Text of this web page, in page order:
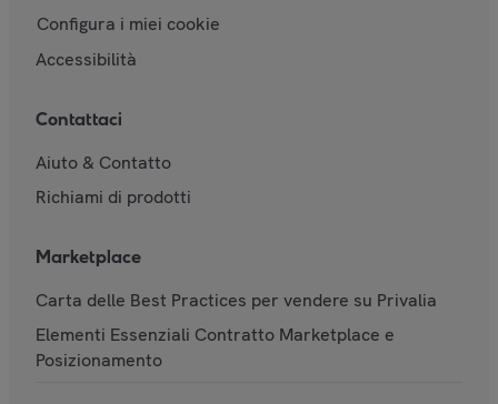
Configura i miei cookie
Accessibilità
Contattaci
Aiuto & Contatto
Richiami di prodotti
Marketplace
Carta delle Best Practices per vendere su Privalia
Elementi Essenziali Contratto Marketplace e
Posizionamento